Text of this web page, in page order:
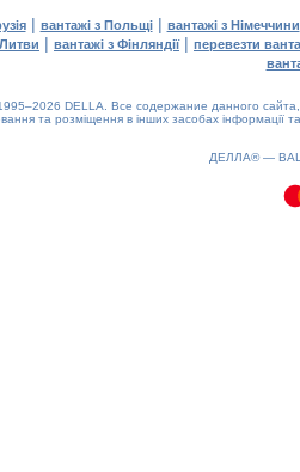
| вантажі з Польщі| вантажі з Німеччини
| вантажі з Фінляндії| перевезти
DELLA. Все содержание данного
та розміщення в інших засобах інформації
ДЕЛЛА® —